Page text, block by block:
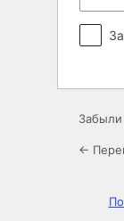
Забыли
←